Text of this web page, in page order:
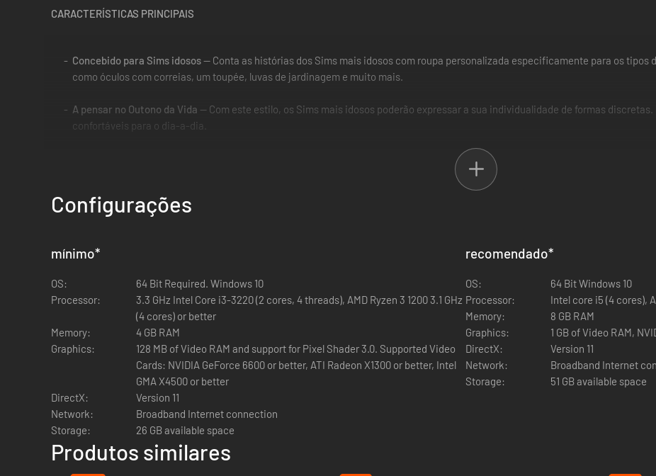
CARACTERÍSTICAS PRINCIPAIS
Concebido para Sims idosos— Conta as histórias dos Sims mais idosos com roupa personalizada especificamente para os tipos
como óculos com correias, um toupée, luvas de jardinagem e muito mais.
A pensar no Outono da Vida — Com este estilo, os Sims mais idosos poderão expressar a sua individualidade de formas
confortáveis para o dia-a-dia.
Configurações
mínimo*
OS:
64 Bit Required. Windows 10
Processor:
3.3 GHz Intel Core i3-3220 (2 cores, 4 threads), AMD Ryzen 3 1200 3.1 GHz
(4 cores) or better
Memory:
4 GB RAM
Graphics:
128 MB of Video RAM and support for Pixel Shader 3.0. Supported Video
Cards: NVIDIA GeForce 6600 or better, ATI Radeon X1300 or better, Intel
GMA X4500 or better
DirectX:
Version 11
Network:
Broadband Internet connection
Storage:
26 GB available space
recomendado*
OS:
64 Bit Windows 10
Processor:
Intel core i5 (4 cores),
Memory:
8 GB RAM
Graphics:
1 GB of Video RAM,
DirectX:
Version 11
Network:
Broadband Internet
Storage:
51 GB available space
Produtos similares